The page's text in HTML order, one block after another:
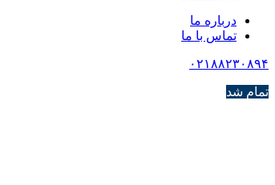
درباره ما
تماس با ما
۰۲۱۸۸۲۳۰۸۹۴
تمام شد